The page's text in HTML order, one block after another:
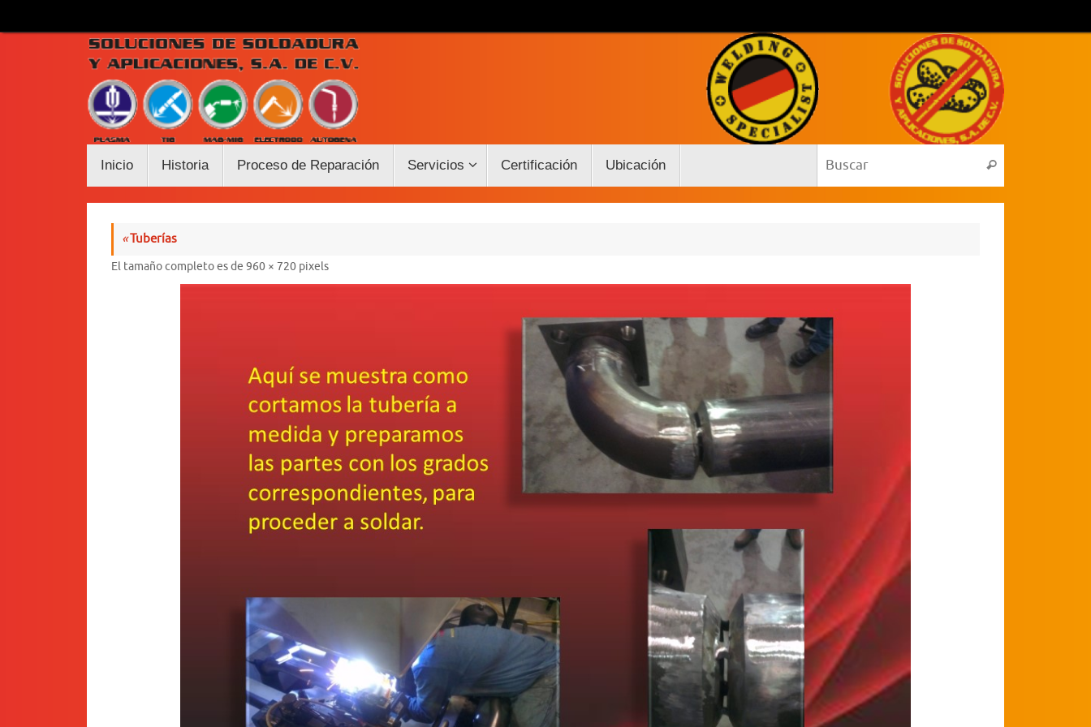
contenido
contenido
Inicio Historia Proceso de Reparación Servicios Certificación Ubicación Buscar
«Tuberías
El tamaño completo es de 960 × 720 pixels